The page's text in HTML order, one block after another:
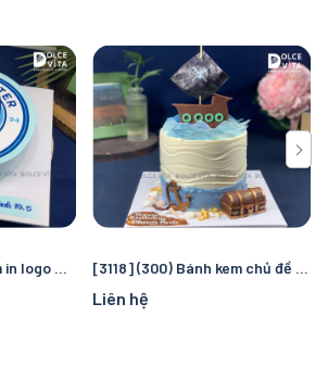
[3819] (60) Bánh kem in logo Manchester City – Quà tặng sinh nhật hoàn hảo cho fan bóng đá [3118] (300) Bánh kem chủ đề cướp biển và đại dương – Chuyến truy tìm kho báu kỳ thú cho bé
Liên hệ